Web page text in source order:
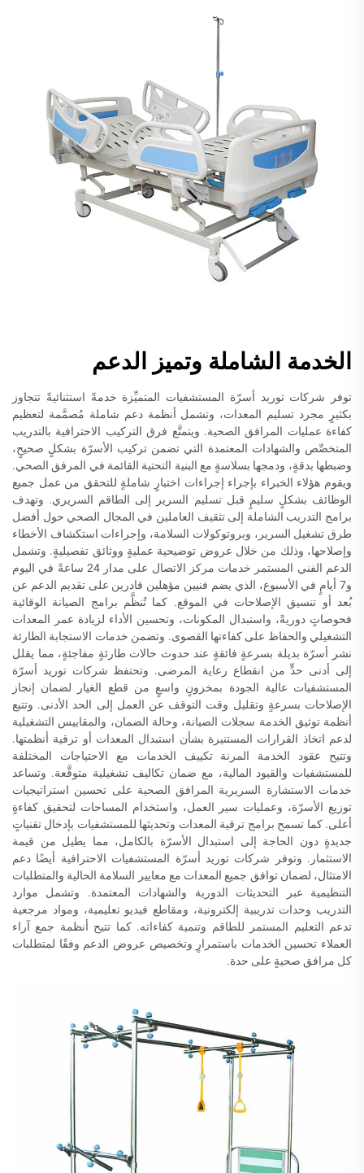
الخدمة الشاملة وتميز الدعم
توفر شركات توريد أسرّة المستشفيات المتميِّزة خدمةً استثنائيةً تتجاوز
بكثيرٍ مجرد تسليم المعدات، وتشمل أنظمة دعم شاملة مُصمَّمة لتعظيم
كفاءة عمليات المرافق الصحية. ويتمتَّع فرق التركيب الاحترافية بالتدريب
المتخصِّص والشهادات المعتمدة التي تضمن تركيب الأسرّة بشكلٍ صحيحٍ،
وضبطها بدقةٍ، ودمجها بسلاسةٍ مع البنية التحتية القائمة في المرفق الصحي.
ويقوم هؤلاء الخبراء بإجراء إجراءات اختبارٍ شاملةٍ للتحقق من عمل جميع
الوظائف بشكلٍ سليمٍ قبل تسليم السرير إلى الطاقم السريري. وتهدف
برامج التدريب الشاملة إلى تثقيف العاملين في المجال الصحي حول أفضل
طرق تشغيل السرير، وبروتوكولات السلامة، وإجراءات استكشاف الأخطاء
وإصلاحها، وذلك من خلال عروض توضيحية عمليةٍ ووثائق تفصيليةٍ. وتشمل
الدعم الفني المستمر خدمات مركز الاتصال على مدار 24 ساعةً في اليوم
و7 أيامٍ في الأسبوع، الذي يضم فنيين مؤهلين قادرين على تقديم الدعم عن
بُعد أو تنسيق الإصلاحات في الموقع. كما تُنظَّم برامج الصيانة الوقائية
فحوصاتٍ دوريةً، واستبدال المكونات، وتحسين الأداء لزيادة عمر المعدات
التشغيلي والحفاظ على كفاءتها القصوى. وتضمن خدمات الاستجابة الطارئة
نشر أسرّة بديلة بسرعةٍ فائقةٍ عند حدوث حالات طارئةٍ مفاجئةٍ، مما يقلل
إلى أدنى حدٍّ من انقطاع رعاية المرضى. وتحتفظ شركات توريد أسرّة
المستشفيات عالية الجودة بمخزونٍ واسعٍ من قطع الغيار لضمان إنجاز
الإصلاحات بسرعةٍ وتقليل وقت التوقف عن العمل إلى الحد الأدنى. وتتبع
أنظمة توثيق الخدمة سجلات الصيانة، وحالة الضمان، والمقاييس التشغيلية
لدعم اتخاذ القرارات المستنيرة بشأن استبدال المعدات أو ترقية أنظمتها.
وتتيح عقود الخدمة المرنة تكييف الخدمات مع الاحتياجات المختلفة
للمستشفيات والقيود المالية، مع ضمان تكاليف تشغيلية متوقَّعة. وتساعد
خدمات الاستشارة السريرية المرافق الصحية على تحسين استراتيجيات
توزيع الأسرّة، وعمليات سير العمل، واستخدام المساحات لتحقيق كفاءةٍ
أعلى. كما تسمح برامج ترقية المعدات وتحديثها للمستشفيات بإدخال تقنياتٍ
جديدةٍ دون الحاجة إلى استبدال الأسرّة بالكامل، مما يطيل من قيمة
الاستثمار. وتوفر شركات توريد أسرّة المستشفيات الاحترافية أيضًا دعم
الامتثال، لضمان توافق جميع المعدات مع معايير السلامة الحالية والمتطلبات
التنظيمية عبر التحديثات الدورية والشهادات المعتمدة. وتشمل موارد
التدريب وحدات تدريبية إلكترونية، ومقاطع فيديو تعليمية، ومواد مرجعية
تدعم التعليم المستمر للطاقم وتنمية كفاءاته. كما تتيح أنظمة جمع آراء
العملاء تحسين الخدمات باستمرارٍ وتخصيص عروض الدعم وفقًا لمتطلبات
كل مرافق صحيةٍ على حدة.